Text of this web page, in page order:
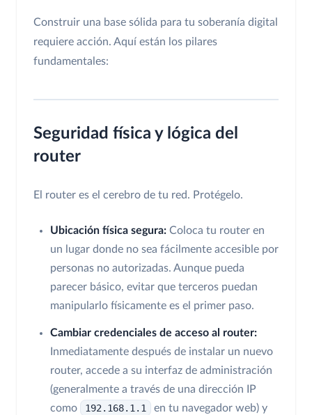
Construir una base sólida para tu soberanía digital
requiere acción. Aquí están los pilares
fundamentales:
Seguridad física y lógica del
router
El router es el cerebro de tu red. Protégelo.
Ubicación física segura: Coloca tu router en
un lugar donde no sea fácilmente accesible por
personas no autorizadas. Aunque pueda
parecer básico, evitar que terceros puedan
manipularlo físicamente es el primer paso.
Cambiar credenciales de acceso al router:
Inmediatamente después de instalar un nuevo
router, accede a su interfaz de administración
(generalmente a través de una dirección IP
como
192.168.1.1
en tu navegador web) y